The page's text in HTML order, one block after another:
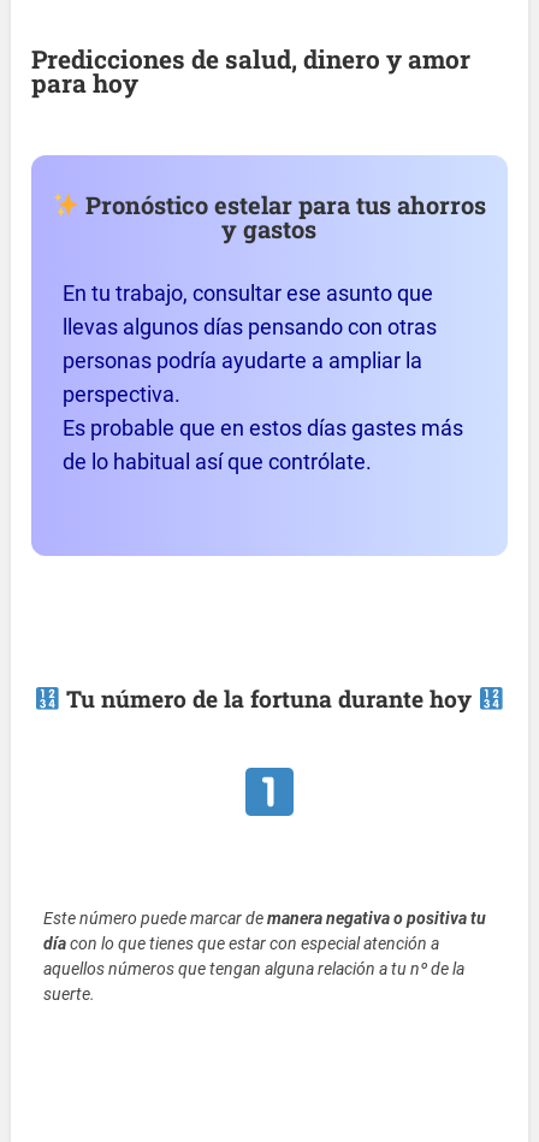
Predicciones de salud, dinero y amor
para hoy
Pronóstico estelar para tus ahorros
y gastos
En tu trabajo, consultar ese asunto que
llevas algunos días pensando con otras
personas podría ayudarte a ampliar la
perspectiva.
Es probable que en estos días gastes más
de lo habitual así que contrólate.
Tu número de la fortuna durante hoy
Este número puede marcar demanera negativa o positiva tu
díacon lo que tienes que estar con especial atención a
aquellos números que tengan alguna relación a tu nº de la
suerte.